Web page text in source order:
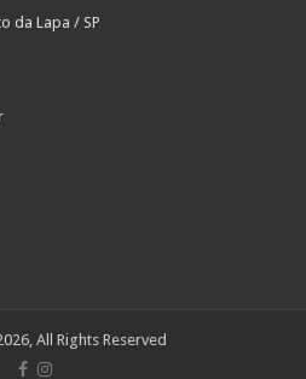
da Lapa / SP
All Rights Reserved